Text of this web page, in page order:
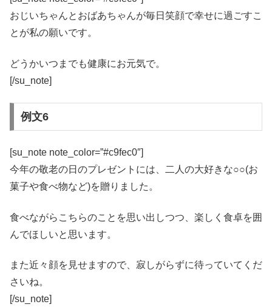
おじいちゃんとおばあちゃんが毎日笑顔で幸せに過ごすこ
とが私の願いです。
どうかいつまでも健康にお元気で。
[/su_note]
例文6
[su_note note_color=”#c9fec0″]
今年の敬老の日のプレゼントには、二人の大好きな○○(お
菓子や食べ物など)を贈りました。
食べながらこちらのことを思い出しつつ、楽しく食卓を囲
んでほしいと思います。
また近々顔を見せますので、寂しがらずに待っていてくだ
さいね。
[/su_note]